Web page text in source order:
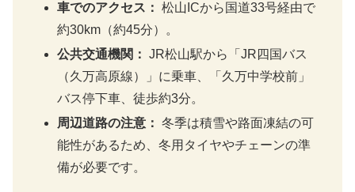
車でのアクセス： 松山ICから国道33号経由で
約30km（約45分）。
公共交通機関： JR松山駅から「JR四国バス
（久万高原線）」に乗車、「久万中学校前」
バス停下車、徒歩約3分。
周辺道路の注意： 冬季は積雪や路面凍結の可
能性があるため、冬用タイヤやチェーンの準
備が必要です。